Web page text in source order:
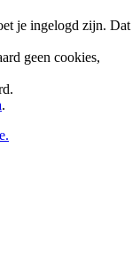
je ingelogd zijn. Dat
geen cookies,
.